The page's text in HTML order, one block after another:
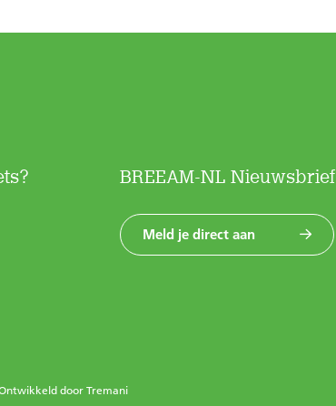
BREEAM-NL Nieuwsbrief
Meld je direct aan
doorTremani